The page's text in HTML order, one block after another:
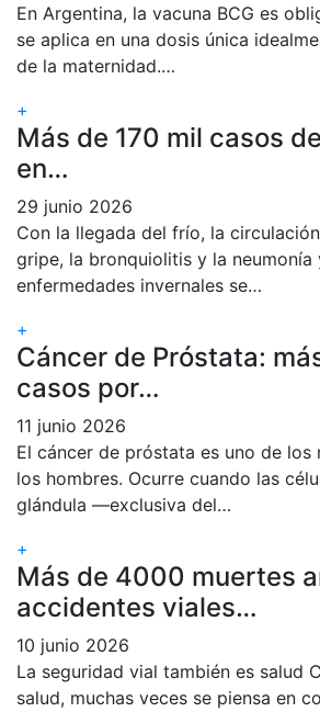
En Argentina, la vacuna BCG es
se aplica en una dosis única
de la maternidad.…
+
Más de 170 mil casos
en…
29 junio 2026
Con la llegada del frío, la
gripe, la bronquiolitis y la neumonía
enfermedades invernales se…
+
Cáncer de Próstata:
casos por…
11 junio 2026
El cáncer de próstata es uno de los
los hombres. Ocurre cuando las
glándula —exclusiva del…
+
Más de 4000 muertes
accidentes viales…
10 junio 2026
La seguridad vial también es salud
salud, muchas veces se piensa en